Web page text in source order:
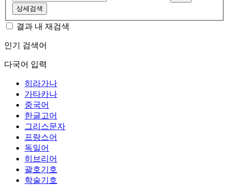
상세검색
결과 내 재검색
인기 검색어
다국어 입력
히라가나
가타카나
중국어
한글고어
그리스문자
프랑스어
독일어
히브리어
괄호기호
학술기호